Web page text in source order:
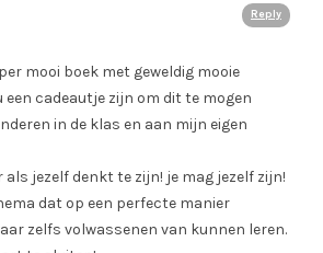
Reply
mooi boek met geweldig mooie
een cadeautje zijn om dit te mogen
in de klas en aan mijn eigen
als jezelf denkt te zijn! je mag jezelf zijn!
dat op een perfecte manier
zelfs volwassenen van kunnen leren.